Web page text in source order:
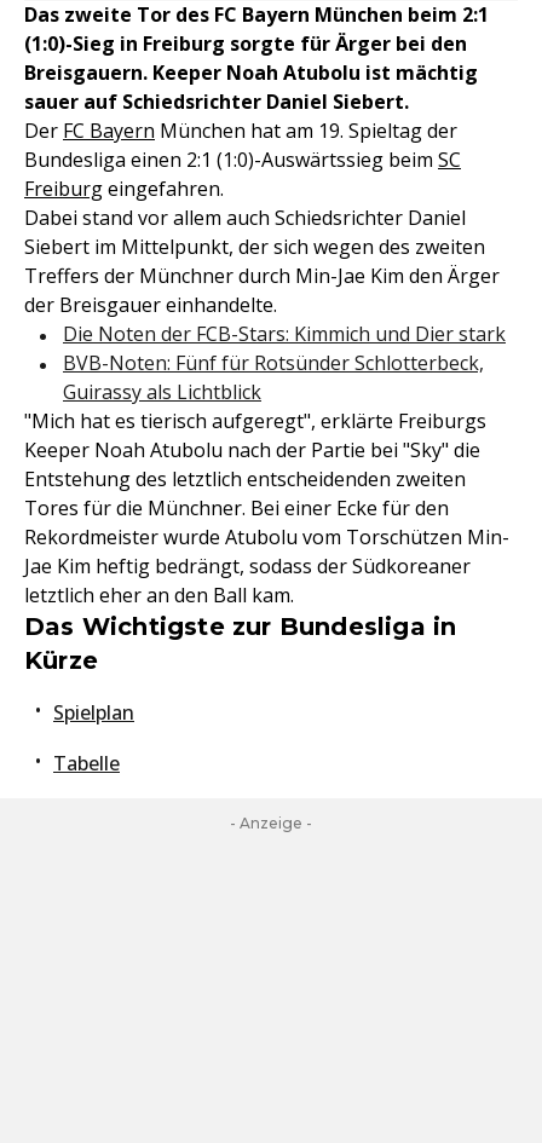
Das zweite Tor des FC Bayern München beim 2:1
(1:0)-Sieg in Freiburg sorgte für Ärger bei den
Breisgauern. Keeper Noah Atubolu ist mächtig
sauer auf Schiedsrichter Daniel Siebert.
Der FC Bayern München hat am 19. Spieltag der
Bundesliga einen 2:1 (1:0)-Auswärtssieg beim SC
Freiburgeingefahren.
Dabei stand vor allem auch Schiedsrichter Daniel
Siebert im Mittelpunkt, der sich wegen des zweiten
Treffers der Münchner durch Min-Jae Kim den Ärger
der Breisgauer einhandelte.
Die Noten der FCB-Stars: Kimmich und Dier stark
BVB-Noten: Fünf für Rotsünder Schlotterbeck,
Guirassy als Lichtblick
"Mich hat es tierisch aufgeregt", erklärte Freiburgs
Keeper Noah Atubolu nach der Partie bei "Sky" die
Entstehung des letztlich entscheidenden zweiten
Tores für die Münchner. Bei einer Ecke für den
Rekordmeister wurde Atubolu vom Torschützen Min-
Jae Kim heftig bedrängt, sodass der Südkoreaner
letztlich eher an den Ball kam.
Das Wichtigste zur Bundesliga in
Kürze
Spielplan
Tabelle
- Anzeige -